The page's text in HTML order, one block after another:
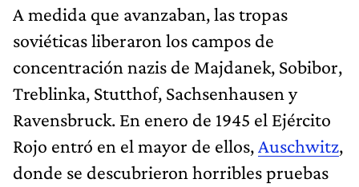
A medida que avanzaban, las tropas
soviéticas liberaron los campos de
concentración nazis de Majdanek, Sobibor,
Treblinka, Stutthof, Sachsenhausen y
Ravensbruck. En enero de 1945 el Ejército
Rojo entró en el mayor de ellos, Auschwitz,
donde se descubrieron horribles pruebas